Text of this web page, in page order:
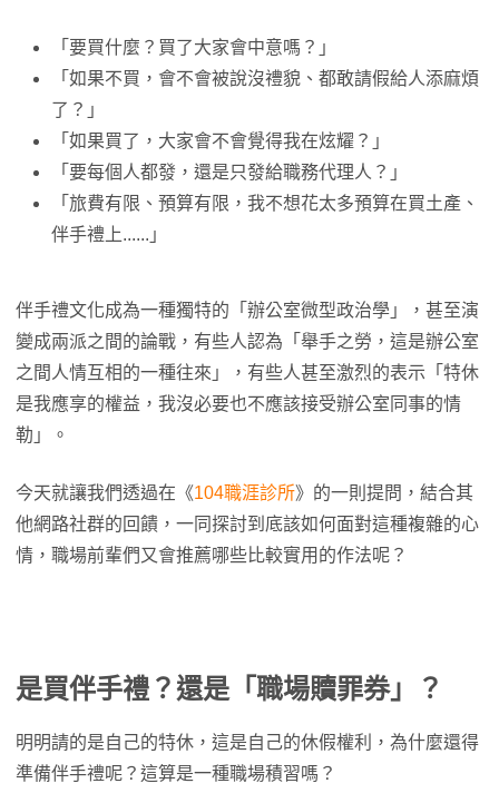
「要買什麼？買了大家會中意嗎？」
「如果不買，會不會被說沒禮貌、都敢請假給人添麻煩
了？」
「如果買了，大家會不會覺得我在炫耀？」
「要每個人都發，還是只發給職務代理人？」
「旅費有限、預算有限，我不想花太多預算在買土產、
伴手禮上......」
伴手禮文化成為一種獨特的「辦公室微型政治學」，甚至演
變成兩派之間的論戰，有些人認為「舉手之勞，這是辦公室
之間人情互相的一種往來」，有些人甚至激烈的表示「特休
是我應享的權益，我沒必要也不應該接受辦公室同事的情
勒」。
今天就讓我們透過在《104職涯診所》的一則提問，結合其
他網路社群的回饋，一同探討到底該如何面對這種複雜的心
情，職場前輩們又會推薦哪些比較實用的作法呢？
是買伴手禮？還是「職場贖罪券」？
明明請的是自己的特休，這是自己的休假權利，為什麼還得
準備伴手禮呢？這算是一種職場積習嗎？